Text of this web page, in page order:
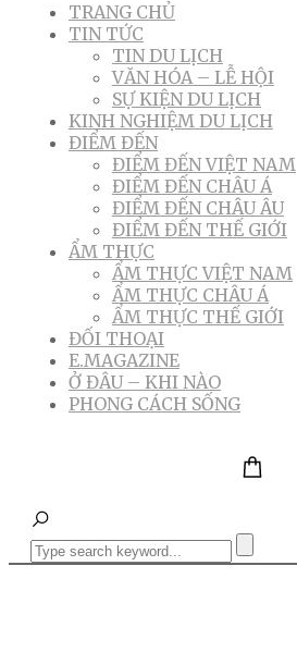
TRANG CHỦ
TIN TỨC
TIN DU LỊCH
VĂN HÓA – LỄ HỘI
SỰ KIỆN DU LỊCH
KINH NGHIỆM DU LỊCH
ĐIỂM ĐẾN
ĐIỂM ĐẾN VIỆT NAM
ĐIỂM ĐẾN CHÂU Á
ĐIỂM ĐẾN CHÂU ÂU
ĐIỂM ĐẾN THẾ GIỚI
ẨM THỰC
ẨM THỰC VIỆT NAM
ẨM THỰC CHÂU Á
ẨM THỰC THẾ GIỚI
ĐỐI THOẠI
E.MAGAZINE
Ở ĐÂU – KHI NÀO
PHONG CÁCH SỐNG